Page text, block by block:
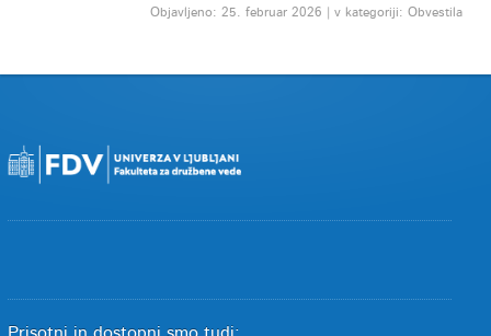
Objavljeno: 25. februar 2026 | v kategoriji: Obvestila